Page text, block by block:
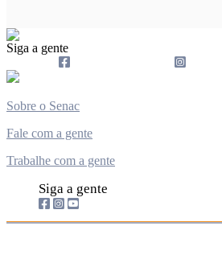
Siga a gente
Sobre o Senac
Fale com a gente
Trabalhe com a gente
Siga a gente